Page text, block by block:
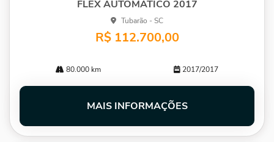
FLEX AUTOMATICO 2017
Tubarão - SC
R$ 112.700,00
80.000 km 2017/2017
MAIS INFORMAÇÕES